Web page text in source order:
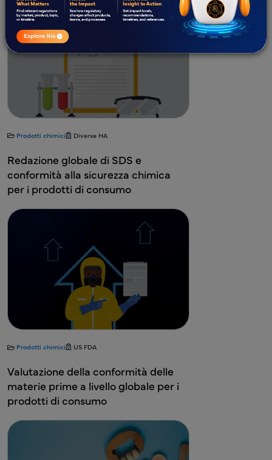
Prodotti chimici Diverse HA
Redazione globale di SDS e
conformità alla sicurezza chimica
per i prodotti di consumo
Prodotti chimici US FDA
Valutazione della conformità delle
materie prime a livello globale per i
prodotti di consumo